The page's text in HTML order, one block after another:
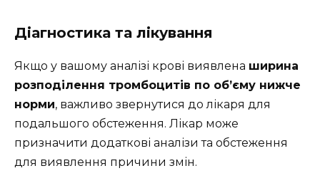
Діагностика та лікування
Якщо у вашому аналізі крові виявлена ширина
розподілення тромбоцитів по об’єму нижче
норми, важливо звернутися до лікаря для
подальшого обстеження. Лікар може
призначити додаткові аналізи та обстеження
для виявлення причини змін.